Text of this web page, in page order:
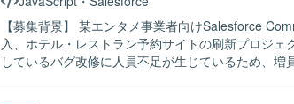
ェクト管理ツールとしてJiraなどを利用します。
【募集背景】 某エンタメ事業者向けSalesforce
入、ホテル・レストラン予約サイトの刷新プロジ
しているバグ改修に人員不足が生じているため、増員を行っています